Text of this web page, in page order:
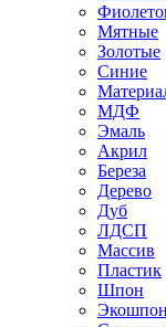
Мятные
Золотые
Синие
МДФ
Эмаль
Акрил
Береза
Дерево
Дуб
ЛДСП
Массив
Пластик
Шпон
Экошпон